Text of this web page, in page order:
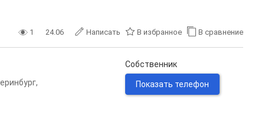
1 24.06 Написать В избранное В сравнение
,
Собственник
Показать телефон